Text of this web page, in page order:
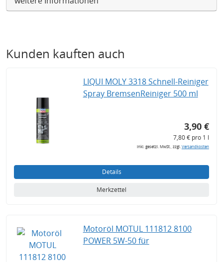
Kunden kauften auch
LIQUI MOLY 3318 Schnell-Reiniger
Spray BremsenReiniger 500 ml
3,90 €
7,80 € pro 1 l
inkl. gesetzl. MwSt., zzgl.Versandkosten
Details
Merkzettel
Motoröl MOTUL 111812 8100
POWER 5W-50 für